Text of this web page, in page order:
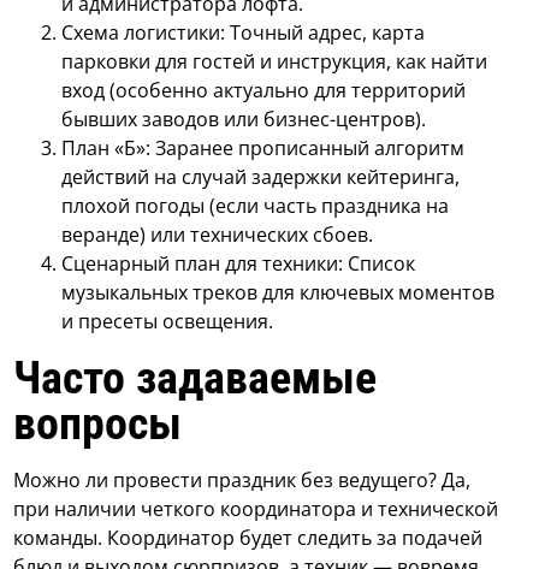
Схема логистики: Точный адрес, карта
парковки для гостей и инструкция, как найти
вход (особенно актуально для территорий
бывших заводов или бизнес-центров).
План «Б»: Заранее прописанный алгоритм
действий на случай задержки кейтеринга,
плохой погоды (если часть праздника на
веранде) или технических сбоев.
Сценарный план для техники: Список
музыкальных треков для ключевых моментов
и пресеты освещения.
Часто задаваемые
вопросы
Можно ли провести праздник без ведущего? Да,
при наличии четкого координатора и технической
команды. Координатор будет следить за подачей